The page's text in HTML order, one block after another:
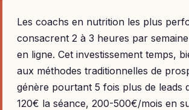
Les coachs en nutrition les plus
consacrent 2 à 3 heures par
en ligne. Cet investissement temps,
aux méthodes traditionnelles de
génère pourtant 5 fois plus de leads
120€ la séance, 200-500€/mois en